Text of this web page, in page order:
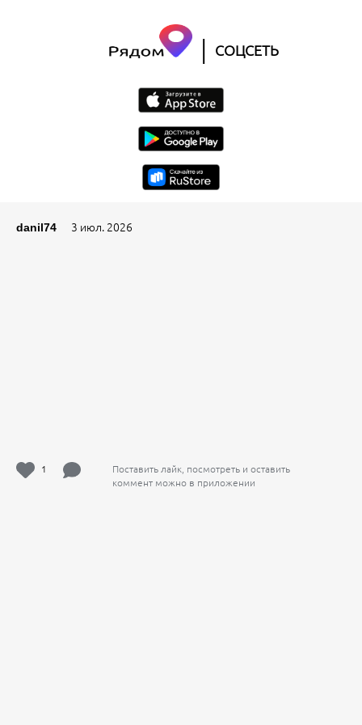
| СОЦСЕТЬ
danil74 3 июл. 2026
1
Поставить лайк, посмотреть и оставить
коммент можно в приложении